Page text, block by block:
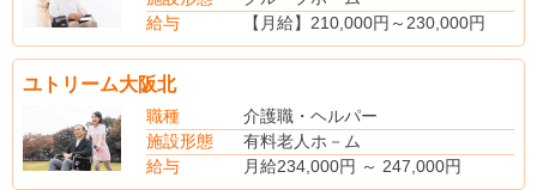
給与
【月給】210,000円～230,000円
【賞与】あり
【退職金制度】あり
ユトリーム大阪北
職種
介護職・ヘルパー
施設形態
有料老人ホ－ム
給与
月給234,000円 ～ 247,000円